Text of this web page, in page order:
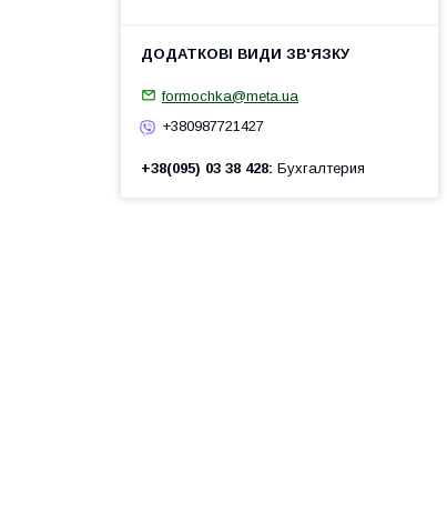
formochka@meta.ua
+380987721427
+38(095) 03 38 428 Бухгалтерия